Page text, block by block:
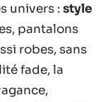
univers :style
pantalons
robes, sans
fade, la